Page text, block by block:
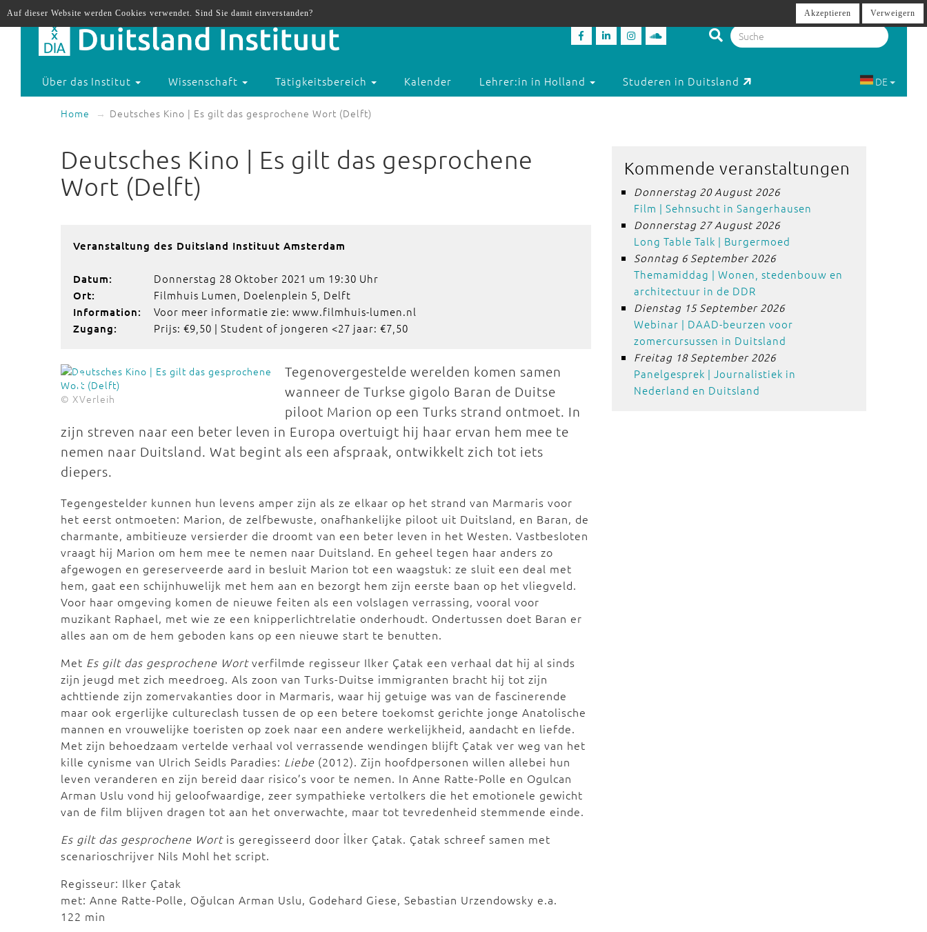
Über das Institut Wissenschaft Tätigkeitsbereich Kalender Lehrer:in in Holland Studeren in Duitsland DE
Home Deutsches Kino | Es gilt das gesprochene Wort (Delft)
Deutsches Kino | Es gilt das gesprochene
Wort (Delft)
Veranstaltung des Duitsland Instituut Amsterdam
Datum: Donnerstag 28 Oktober 2021 um 19:30 Uhr
Ort: Filmhuis Lumen, Doelenplein 5, Delft
Information: Voor meer informatie zie: www.filmhuis-lumen.nl
Zugang: Prijs: €9,50 | Student of jongeren <27 jaar: €7,50
© XVerleih
Tegenovergestelde werelden komen samen
wanneer de Turkse gigolo Baran de Duitse
piloot Marion op een Turks strand ontmoet. In
zijn streven naar een beter leven in Europa overtuigt hij haar ervan hem mee te
nemen naar Duitsland. Wat begint als een afspraak, ontwikkelt zich tot iets
diepers.
Tegengestelder kunnen hun levens amper zijn als ze elkaar op het strand van Marmaris voor
het eerst ontmoeten: Marion, de zelfbewuste, onafhankelijke piloot uit Duitsland, en Baran, de
charmante, ambitieuze versierder die droomt van een beter leven in het Westen. Vastbesloten
vraagt hij Marion om hem mee te nemen naar Duitsland. En geheel tegen haar anders zo
afgewogen en gereserveerde aard in besluit Marion tot een waagstuk: ze sluit een deal met
hem, gaat een schijnhuwelijk met hem aan en bezorgt hem zijn eerste baan op het vliegveld.
Voor haar omgeving komen de nieuwe feiten als een volslagen verrassing, vooral voor
muzikant Raphael, met wie ze een knipperlichtrelatie onderhoudt. Ondertussen doet Baran er
alles aan om de hem geboden kans op een nieuwe start te benutten.
Met Es gilt das gesprochene Wortverfilmde regisseur Ilker Çatak een verhaal dat hij al sinds
zijn jeugd met zich meedroeg. Als zoon van Turks-Duitse immigranten bracht hij tot zijn
achttiende zijn zomervakanties door in Marmaris, waar hij getuige was van de fascinerende
maar ook ergerlijke cultureclash tussen de op een betere toekomst gerichte jonge Anatolische
mannen en vrouwelijke toeristen op zoek naar een andere werkelijkheid, aandacht en liefde.
Met zijn behoedzaam vertelde verhaal vol verrassende wendingen blijft Çatak ver weg van het
kille cynisme van Ulrich Seidls Paradies: Liebe (2012). Zijn hoofdpersonen willen allebei hun
leven veranderen en zijn bereid daar risico’s voor te nemen. In Anne Ratte-Polle en Ogulcan
Arman Uslu vond hij geloofwaardige, zeer sympathieke vertolkers die het emotionele gewicht
van de film blijven dragen tot aan het onverwachte, maar tot tevredenheid stemmende einde.
Es gilt das gesprochene Wortis geregisseerd door İlker Çatak. Çatak schreef samen met
scenarioschrijver Nils Mohl het script.
Regisseur: Ilker Çatak
met: Anne Ratte-Polle, Oğulcan Arman Uslu, Godehard Giese, Sebastian Urzendowsky e.a.
122 min
Kommende veranstaltungen
Donnerstag 20 August 2026
Film | Sehnsucht in Sangerhausen
Donnerstag 27 August 2026
Long Table Talk | Burgermoed
Sonntag 6 September 2026
Themamiddag | Wonen, stedenbouw en
architectuur in de DDR
Dienstag 15 September 2026
Webinar | DAAD-beurzen voor
zomercursussen in Duitsland
Freitag 18 September 2026
Panelgesprek | Journalistiek in
Nederland en Duitsland
Auf dieser Website werden Cookies verwendet. Sind Sie damit einverstanden? Akzeptieren Verweigern